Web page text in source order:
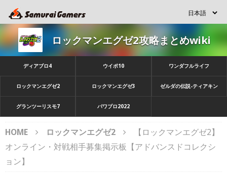
ロックマンエグゼ2攻略まとめwiki
ディアブロ4 ウイポ10 ワンダフルライフ
ロックマンエグゼ2 ロックマンエグゼ3 ゼルダの伝説-ティアキン
グランツーリスモ7 パワプロ2022
HOME ロックマンエグゼ2
【ロックマンエグゼ2】
オンライン・対戦相手募集掲示板【アドバンスドコレクシ
ョン】